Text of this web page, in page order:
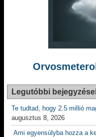
Legutóbbi
Te tudtad, hogy 2.5 millió
augusztus 8, 2026
Ami egyensúlyba hozza a